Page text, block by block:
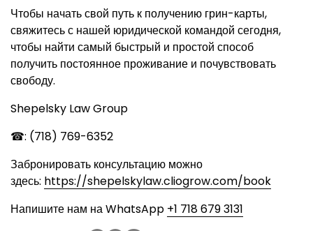
Чтобы начать свой путь к получению грин-карты,
свяжитесь с нашей юридической командой сегодня,
чтобы найти самый быстрый и простой способ
получить постоянное проживание и почувствовать
свободу.
Shepelsky Law Group
☎: (718) 769-6352
Забронировать консультацию можно
здесь: https://shepelskylaw.cliogrow.com/book
Напишите нам на WhatsApp +1 718 679 3131